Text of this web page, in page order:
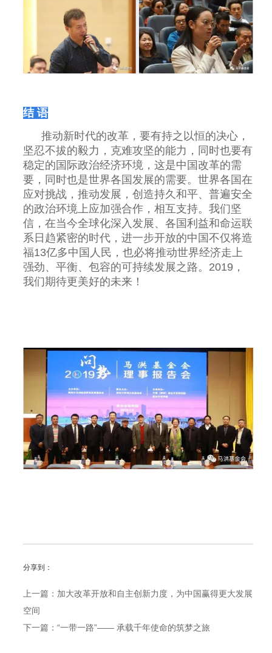
结 语
推动新时代的改革，要有持之以恒的决心，
坚忍不拔的毅力，克难攻坚的能力，同时也要有
稳定的国际政治经济环境，这是中国改革的需
要，同时也是世界各国发展的需要。世界各国在
应对挑战，推动发展，创造持久和平、普遍安全
的政治环境上应加强合作，相互支持。我们坚
信，在当今全球化深入发展、各国利益和命运联
系日趋紧密的时代，进一步开放的中国不仅将造
福13亿多中国人民，也必将推动世界经济走上
强劲、平衡、包容的可持续发展之路。2019，
我们期待更美好的未来！
分享到：
上一篇：加大改革开放和自主创新力度，为中国赢得更大发展
空间
下一篇：“一带一路”—— 承载千年使命的筑梦之旅